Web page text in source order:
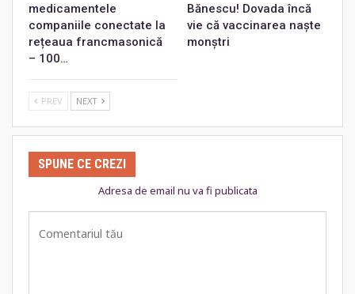
medicamentele
companiile conectate la
rețeaua francmasonică
– 100…
Bănescu! Dovada încă
vie că vaccinarea naște
monștri
PREV NEXT
SPUNE CE CREZI
Adresa de email nu va fi publicata